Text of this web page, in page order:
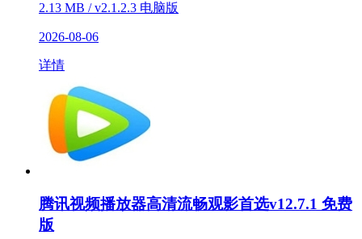
2.13 MB / v2.1.2.3 电脑版
2026-08-06
详情
腾讯视频播放器高清流畅观影首选v12.7.1 免费
版